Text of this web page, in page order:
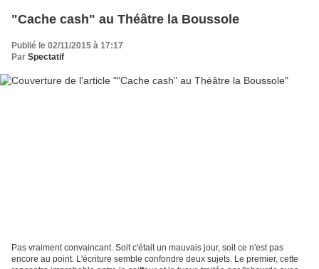
"Cache cash" au Théâtre la Boussole
Publié le 02/11/2015 à 17:17
Par Spectatif
Pas vraiment convaincant. Soit c'était un mauvais jour, soit ce n'est pas
encore au point. L'écriture semble confondre deux sujets. Le premier, cette